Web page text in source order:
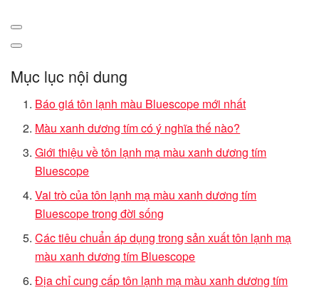
Mục lục nội dung
Báo giá tôn lạnh màu Bluescope mới nhất
Màu xanh dương tím có ý nghĩa thế nào?
Giới thiệu về tôn lạnh mạ màu xanh dương tím
Bluescope
Vai trò của tôn lạnh mạ màu xanh dương tím
Bluescope trong đời sống
Các tiêu chuẩn áp dụng trong sản xuất tôn lạnh mạ
màu xanh dương tím Bluescope
Địa chỉ cung cấp tôn lạnh mạ màu xanh dương tím